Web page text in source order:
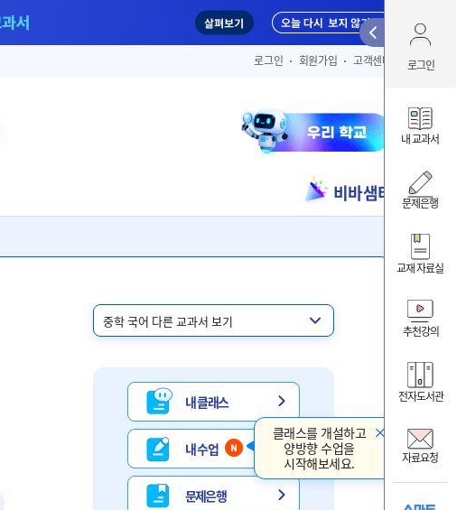
로그인 회원가입 고객센터
비바샘터
내 클래스
내 수업
클래스를 개설하고
양방향 수업을
시작해보세요.
문제은행
로그인
내 교과서
문제은행
교재 자료실
추천강의
전자도서관
자료요청
아이디
ID/PW 찾
내
비바샘
온리원
자료요